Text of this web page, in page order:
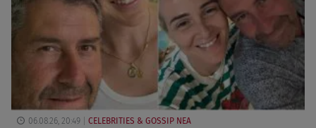
06.08.26, 20:49 CELEBRITIES & GOSSIP ΝΕΑ